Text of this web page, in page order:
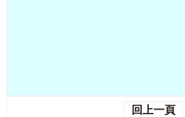
回上一頁